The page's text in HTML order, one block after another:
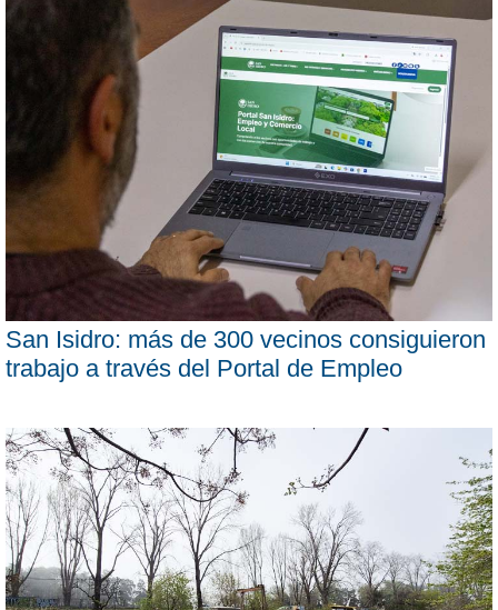
San Isidro: más de 300 vecinos consiguieron
trabajo a través del Portal de Empleo